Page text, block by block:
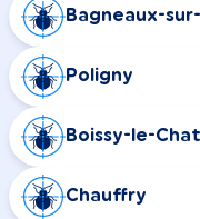
Bagneaux-
Poligny
Boissy-le-
Chauffry